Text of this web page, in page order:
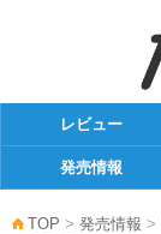
レビュー
発売情報
TOP > 発売情報 >